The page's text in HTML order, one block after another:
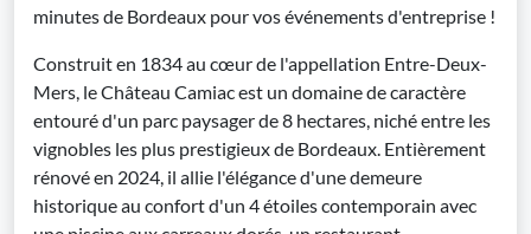
minutes de Bordeaux pour vos événements d'entreprise !
Construit en 1834 au cœur de l'appellation Entre-Deux-
Mers, le Château Camiac est un domaine de caractère
entouré d'un parc paysager de 8 hectares, niché entre les
vignobles les plus prestigieux de Bordeaux. Entièrement
rénové en 2024, il allie l'élégance d'une demeure
historique au confort d'un 4 étoiles contemporain avec